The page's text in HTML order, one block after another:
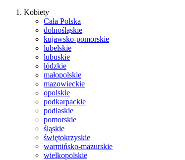
Kobiety
Cała Polska
dolnośląskie
kujawsko-pomorskie
lubelskie
lubuskie
łódzkie
małopolskie
mazowieckie
opolskie
podkarpackie
podlaskie
pomorskie
śląskie
świętokrzyskie
warmińsko-mazurskie
wielkopolskie